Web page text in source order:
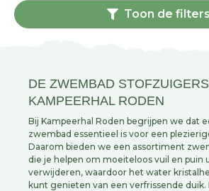
Toon de filters
DE ZWEMBAD
KAMPEERHAL RODEN
Bij Kampeerhal Roden begrijpen we dat
zwembad essentieel is voor een
Daarom bieden we een assortiment
die je helpen om moeiteloos vuil en puin
verwijderen, waardoor het water
kunt genieten van een verfrissende duik.